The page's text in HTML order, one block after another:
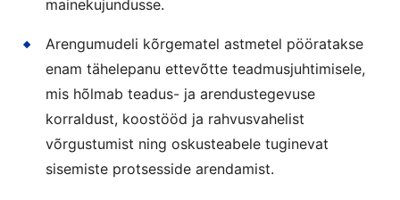
mainekujundusse.
Arengumudeli kõrgematel astmetel pööratakse
enam tähelepanu ettevõtte teadmusjuhtimisele,
mis hõlmab teadus- ja arendustegevuse
korraldust, koostööd ja rahvusvahelist
võrgustumist ning oskusteabele tuginevat
sisemiste protsesside arendamist.